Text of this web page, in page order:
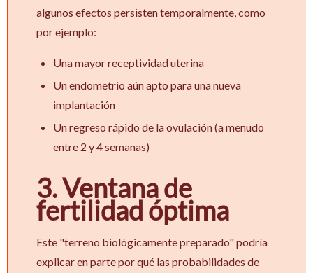
algunos efectos persisten temporalmente, como
por ejemplo:
Una mayor receptividad uterina
Un endometrio aún apto para una nueva
implantación
Un regreso rápido de la ovulación (a menudo
entre 2 y 4 semanas)
3. Ventana de
fertilidad óptima
Este "terreno biológicamente preparado" podría
explicar en parte por qué las probabilidades de